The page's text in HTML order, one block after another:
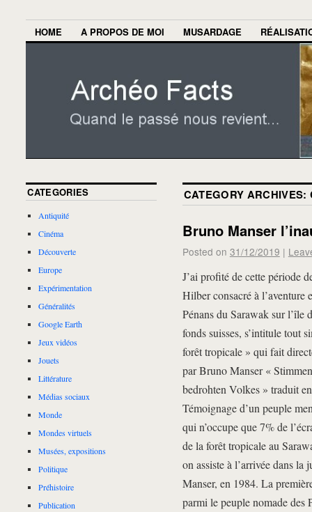
HOME A PROPOS DE MOI MUSARDAGE
CATEGORY ARCHIVES:
Bruno Manser
Posted on 31/12/2019 |
J’ai profité de cette période
Hilber consacré à l’aventure
Pénans du Sarawak sur
fonds suisses, s’intitule tout
forêt tropicale » qui fait
par Bruno Manser «
bedrohten Volkes » traduit
Témoignage d’un peuple
qui n’occupe que 7% de
de la forêt tropicale au
on assiste à l’arrivée dans
Manser, en 1984. La
parmi le peuple nomade des
CATEGORIES
Antiquité
Cinéma
Découverte
Europe
Expérimentation
Généralités
Google Earth
Jeux vidéos
Jouets
Littérature
Médias sociaux
Monde
Mondes virtuels
Musées, expositions
Politique
Préhistoire
Publication